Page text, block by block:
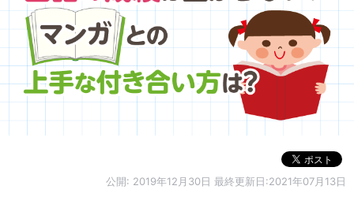
公開: 2019年12月30日 最終更新日:2021年07月13日